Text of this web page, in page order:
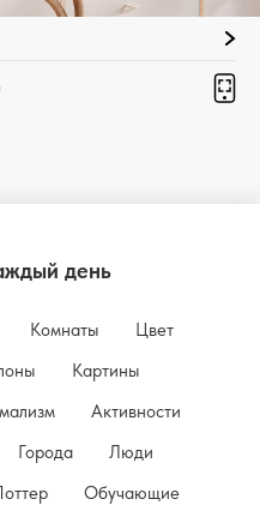
день
Комнаты
Цвет
Картины
Активности
Города
Люди
Обучающие